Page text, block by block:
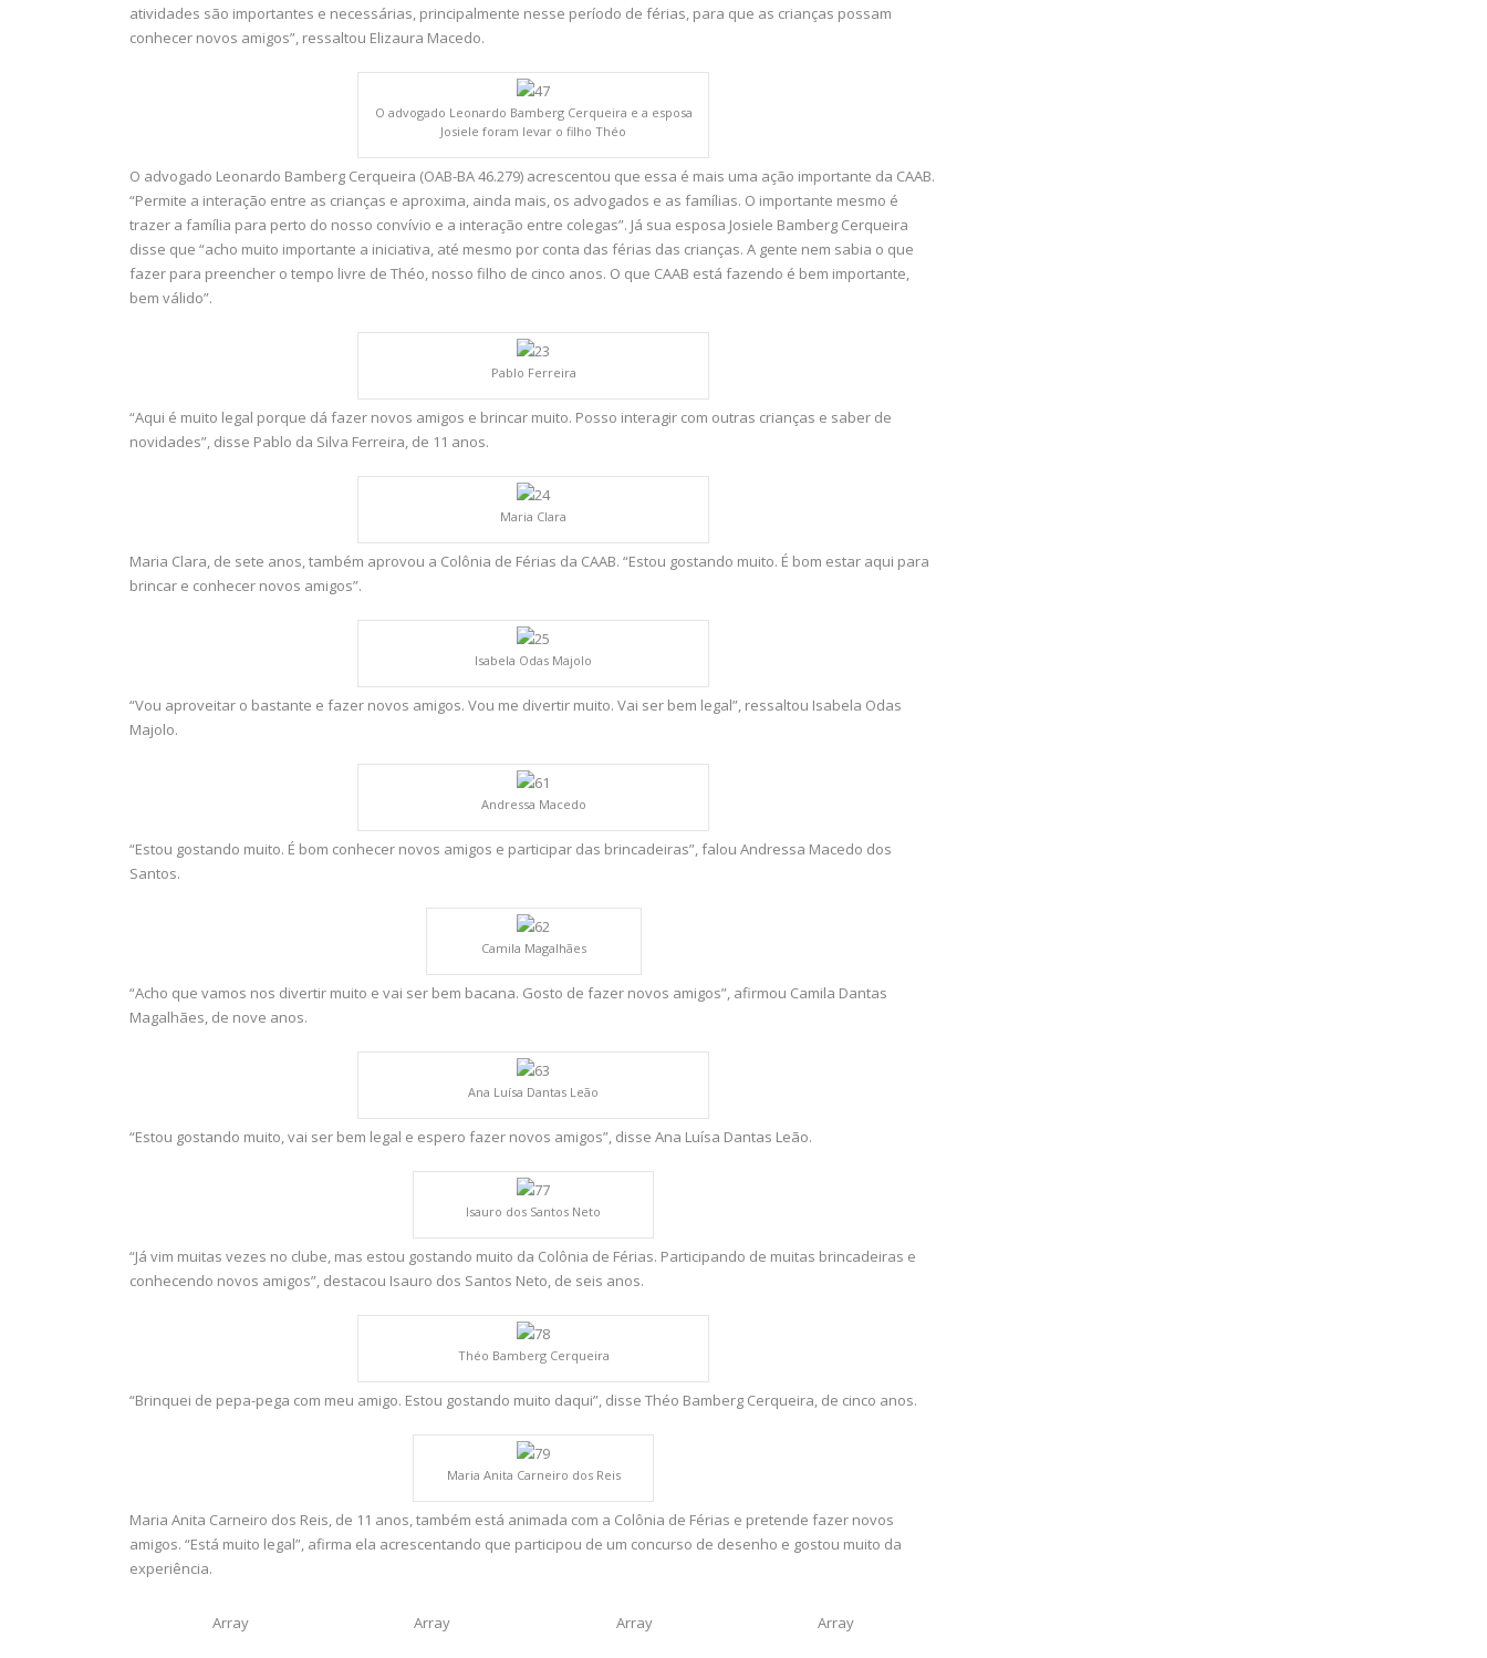
atividades são importantes e necessárias, principalmente nesse período de férias, para que as crianças possam
conhecer novos amigos”, ressaltou Elizaura Macedo.
O advogado Leonardo Bamberg Cerqueira e a esposa
Josiele foram levar o filho Théo
O advogado Leonardo Bamberg Cerqueira (OAB-BA 46.279) acrescentou que essa é mais uma ação importante da CAAB.
“Permite a interação entre as crianças e aproxima, ainda mais, os advogados e as famílias. O importante mesmo é
trazer a família para perto do nosso convívio e a interação entre colegas”. Já sua esposa Josiele Bamberg Cerqueira
disse que “acho muito importante a iniciativa, até mesmo por conta das férias das crianças. A gente nem sabia o que
fazer para preencher o tempo livre de Théo, nosso filho de cinco anos. O que CAAB está fazendo é bem importante,
bem válido”.
Pablo Ferreira
“Aqui é muito legal porque dá fazer novos amigos e brincar muito. Posso interagir com outras crianças e saber de
novidades”, disse Pablo da Silva Ferreira, de 11 anos.
Maria Clara
Maria Clara, de sete anos, também aprovou a Colônia de Férias da CAAB. “Estou gostando muito. É bom estar aqui para
brincar e conhecer novos amigos”.
Isabela Odas Majolo
“Vou aproveitar o bastante e fazer novos amigos. Vou me divertir muito. Vai ser bem legal”, ressaltou Isabela Odas
Majolo.
Andressa Macedo
“Estou gostando muito. É bom conhecer novos amigos e participar das brincadeiras”, falou Andressa Macedo dos
Santos.
Camila Magalhães
“Acho que vamos nos divertir muito e vai ser bem bacana. Gosto de fazer novos amigos”, afirmou Camila Dantas
Magalhães, de nove anos.
Ana Luísa Dantas Leão
“Estou gostando muito, vai ser bem legal e espero fazer novos amigos”, disse Ana Luísa Dantas Leão.
Isauro dos Santos Neto
“Já vim muitas vezes no clube, mas estou gostando muito da Colônia de Férias. Participando de muitas brincadeiras e
conhecendo novos amigos”, destacou Isauro dos Santos Neto, de seis anos.
Théo Bamberg Cerqueira
“Brinquei de pepa-pega com meu amigo. Estou gostando muito daqui”, disse Théo Bamberg Cerqueira, de cinco anos.
Maria Anita Carneiro dos Reis
Maria Anita Carneiro dos Reis, de 11 anos, também está animada com a Colônia de Férias e pretende fazer novos
amigos. “Está muito legal”, afirma ela acrescentando que participou de um concurso de desenho e gostou muito da
experiência.
Array Array Array Array